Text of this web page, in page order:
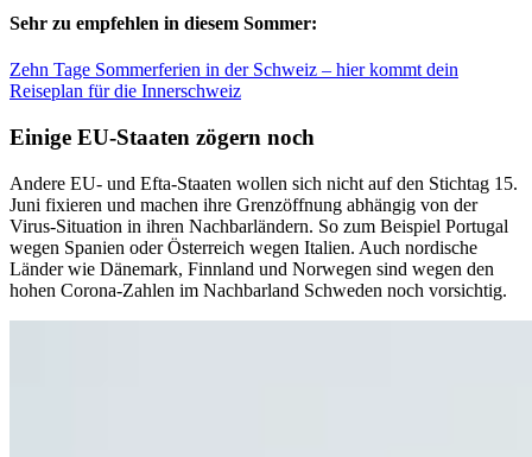
Sehr zu empfehlen in diesem Sommer:
Zehn Tage Sommerferien in der Schweiz – hier kommt dein
Reiseplan für die Innerschweiz
Einige EU-Staaten zögern noch
Andere EU- und Efta-Staaten wollen sich nicht auf den Stichtag 15.
Juni fixieren und machen ihre Grenzöffnung abhängig von der
Virus-Situation in ihren Nachbarländern. So zum Beispiel Portugal
wegen Spanien oder Österreich wegen Italien. Auch nordische
Länder wie Dänemark, Finnland und Norwegen sind wegen den
hohen Corona-Zahlen im Nachbarland Schweden noch vorsichtig.